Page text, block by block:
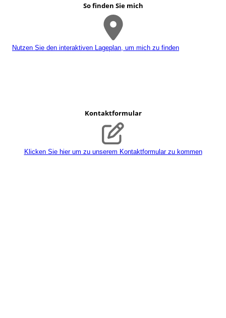
So finden Sie mich
Nutzen Sie den interaktiven La­ge­plan, um mich zu finden
Kontaktformular
Klicken Sie hier um zu unserem Kon­takt­for­mu­lar zu kommen